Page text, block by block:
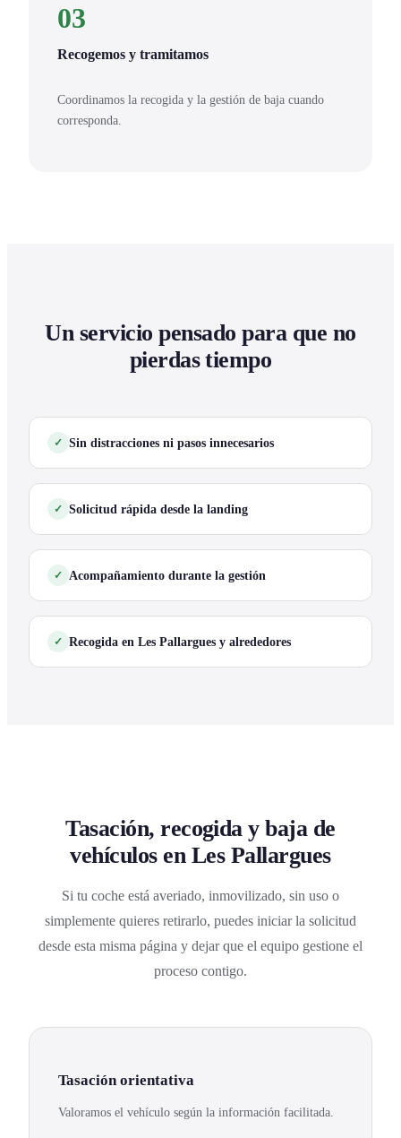
03
Recogemos y tramitamos
Coordinamos la recogida y la gestión de baja cuando
corresponda.
Un servicio pensado para que no
pierdas tiempo
Sin distracciones ni pasos innecesarios
Solicitud rápida desde la landing
Acompañamiento durante la gestión
Recogida en Les Pallargues y alrededores
Tasación, recogida y baja de
vehículos en Les Pallargues
Si tu coche está averiado, inmovilizado, sin uso o
simplemente quieres retirarlo, puedes iniciar la solicitud
desde esta misma página y dejar que el equipo gestione el
proceso contigo.
Tasación orientativa
Valoramos el vehículo según la información facilitada.